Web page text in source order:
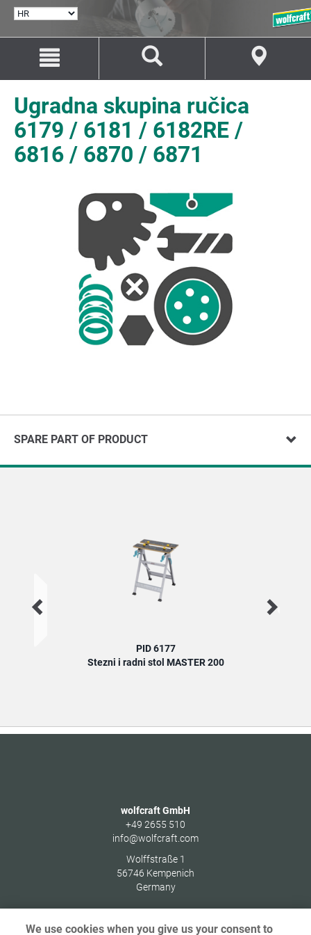
ODABERI
sadržaj
navigaciju
Ugradna skupina ručica
6179 / 6181 / 6182RE /
6816 / 6870 / 6871
SPARE PART OF PRODUCT
PID 6177
Stezni i radni stol MASTER 200
wolfcraft GmbH
+49 2655 510
info@wolfcraft.com
Wolffstraße 1
56746 Kempenich
Germany
We use cookies when you give us your consent to